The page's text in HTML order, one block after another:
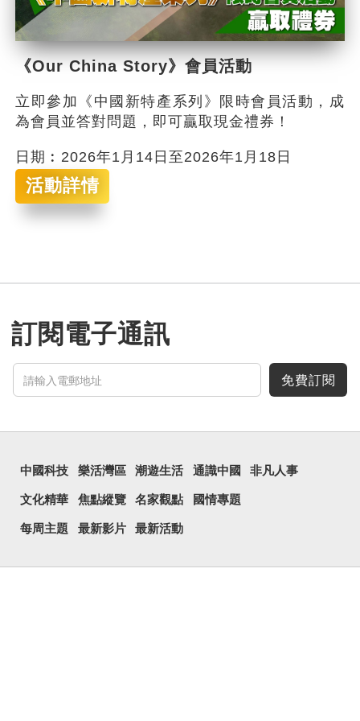
《Our China Story》會員活動
立即參加《中國新特產系列》限時會員活動，成
為會員並答對問題，即可贏取現金禮券！
日期︰2026年1月14日至2026年1月18日
活動詳情
訂閱電子通訊
免費訂閱
中國科技 樂活灣區 潮遊生活 通識中國 非凡人事
文化精華 焦點縱覽 名家觀點 國情專題
每周主題 最新影片 最新活動